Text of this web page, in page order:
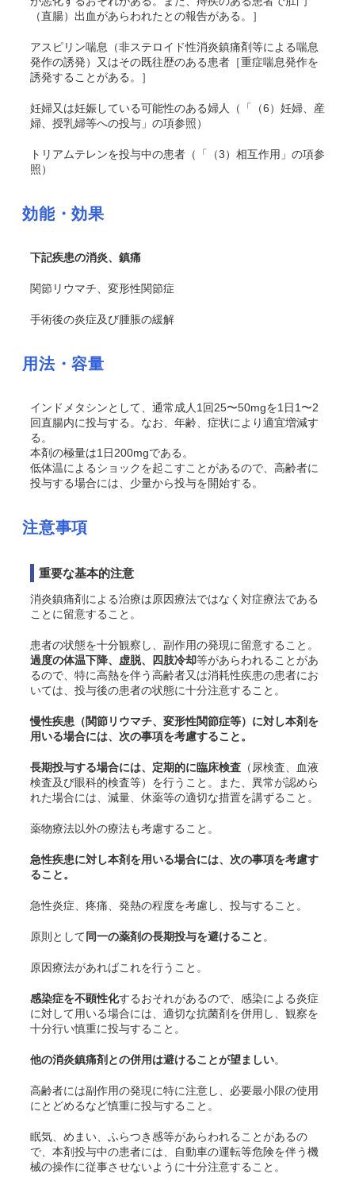
（直腸）出血があらわれたとの報告がある。］
アスピリン喘息（非ステロイド性消炎鎮痛剤等による喘息
発作の誘発）又はその既往歴のある患者［重症喘息発作を
誘発することがある。］
妊婦又は妊娠している可能性のある婦人（「（6）妊婦、産
婦、授乳婦等への投与」の項参照）
トリアムテレンを投与中の患者（「（3）相互作用」の項参
照）
効能・効果
下記疾患の消炎、鎮痛
関節リウマチ、変形性関節症
手術後の炎症及び腫脹の緩解
用法・容量
インドメタシンとして、通常成人1回25〜50mgを1日1〜2
回直腸内に投与する。なお、年齢、症状により適宜増減す
る。
本剤の極量は1日200mgである。
低体温によるショックを起こすことがあるので、高齢者に
投与する場合には、少量から投与を開始する。
注意事項
重要な基本的注意
消炎鎮痛剤による治療は原因療法ではなく対症療法である
ことに留意すること。
患者の状態を十分観察し、副作用の発現に留意すること。
過度の体温下降、虚脱、四肢冷却等があらわれることがあ
るので、特に高熱を伴う高齢者又は消耗性疾患の患者にお
いては、投与後の患者の状態に十分注意すること。
慢性疾患（関節リウマチ、変形性関節症等）に対し本剤を
用いる場合には、次の事項を考慮すること。
長期投与する場合には、定期的に臨床検査 （尿検査、血液
検査及び眼科的検査等）を行うこと。また、異常が認めら
れた場合には、減量、休薬等の適切な措置を講ずること。
薬物療法以外の療法も考慮すること。
急性疾患に対し本剤を用いる場合には、次の事項を考慮す
ること。
急性炎症、疼痛、発熱の程度を考慮し、投与すること。
原則として同一の薬剤の長期投与を避けること 。
原因療法があればこれを行うこと。
感染症を不顕性化するおそれがあるので、感染による炎症
に対して用いる場合には、適切な抗菌剤を併用し、観察を
十分行い慎重に投与すること。
他の消炎鎮痛剤との併用は避けることが望ましい。
高齢者には副作用の発現に特に注意し、必要最小限の使用
にとどめるなど慎重に投与すること。
眠気、めまい、ふらつき感等があらわれることがあるの
で、本剤投与中の患者には、自動車の運転等危険を伴う機
械の操作に従事させないように十分注意すること。